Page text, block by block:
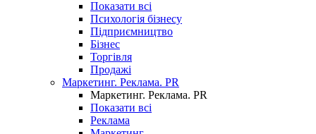
Показати всі
Психологія бізнесу
Підприємництво
Бізнес
Торгівля
Продажі
Маркетинг. Реклама. PR
Маркетинг. Реклама. PR
Показати всі
Реклама